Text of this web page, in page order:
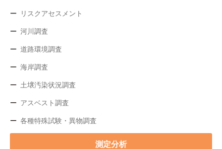
リスクアセスメント
河川調査
道路環境調査
海岸調査
土壌汚染状況調査
アスベスト調査
各種特殊試験・異物調査
測定分析